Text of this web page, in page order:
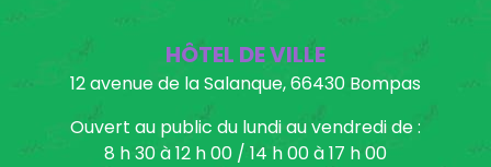
HÔTEL DE VILLE
12 avenue de la Salanque, 66430 Bompas
Ouvert au public du lundi au vendredi de :
8 h 30 à 12 h 00 / 14 h 00 à 17 h 00